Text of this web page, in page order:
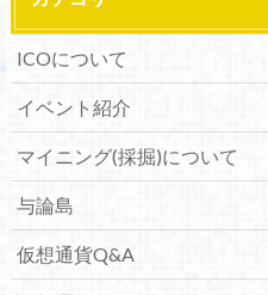
ICOについて
イベント紹介
マイニング(採掘)について
与論島
仮想通貨Q&A